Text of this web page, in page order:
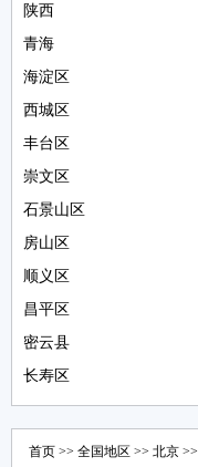
陕西
青海
海淀区
西城区
丰台区
崇文区
石景山区
房山区
顺义区
昌平区
密云县
长寿区
首页 >> 全国地区 >> 北京 >>